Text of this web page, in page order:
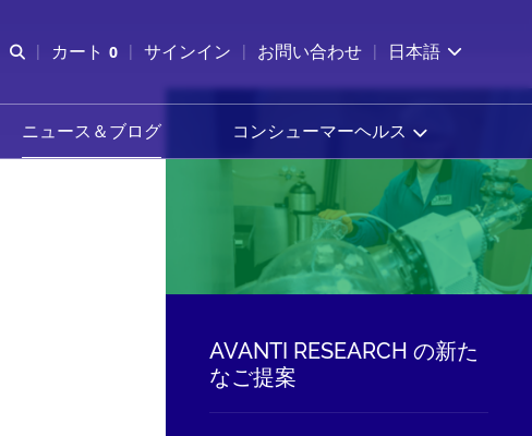
検索を開く
カート 0
カートを確認する
サインイン お問い合わせ 日本語
ニュース＆ブログ コンシューマーヘルス
AVANTI RESEARCH の新た
なご提案